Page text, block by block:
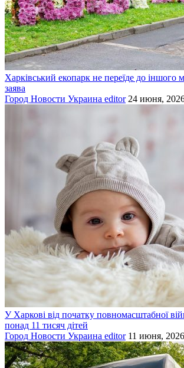
Харківський екопарк не переїде до іншого
заява
Город Новости Украина editor 24 июня,
У Харкові від початку повномасштабної
понад 11 тисяч дітей
Город Новости Украина editor 11 июня, 2026